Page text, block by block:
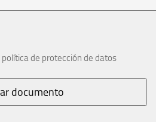
política de protección de datos